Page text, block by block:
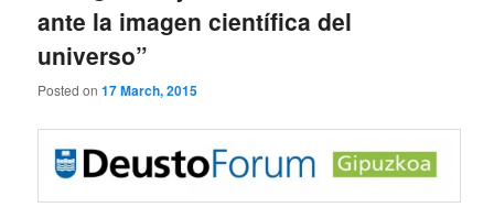
ante la imagen científica del
universo”
Posted on17 March, 2015